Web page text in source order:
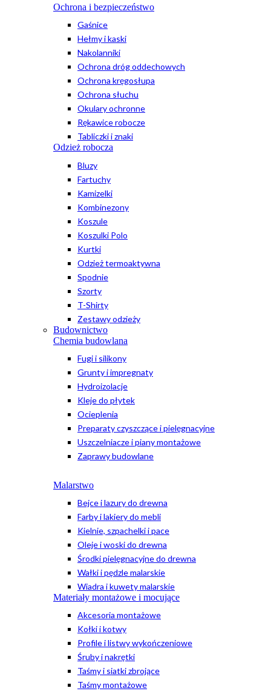
Ochrona i bezpieczeństwo
Gaśnice
Hełmy i kaski
Nakolanniki
Ochrona dróg oddechowych
Ochrona kręgosłupa
Ochrona słuchu
Okulary ochronne
Rękawice robocze
Tabliczki i znaki
Odzież robocza
Bluzy
Fartuchy
Kamizelki
Kombinezony
Koszule
Koszulki Polo
Kurtki
Odzież termoaktywna
Spodnie
Szorty
T-Shirty
Zestawy odzieży
Budownictwo
Chemia budowlana
Fugi i silikony
Grunty i impregnaty
Hydroizolacje
Kleje do płytek
Ocieplenia
Preparaty czyszczące i pielęgnacyjne
Uszczelniacze i piany montażowe
Zaprawy budowlane
Malarstwo
Bejce i lazury do drewna
Farby i lakiery do mebli
Kielnie, szpachelki i pace
Oleje i woski do drewna
Środki pielęgnacyjne do drewna
Wałki i pędzle malarskie
Wiadra i kuwety malarskie
Materiały montażowe i mocujące
Akcesoria montażowe
Kołki i kotwy
Profile i listwy wykończeniowe
Śruby i nakrętki
Taśmy i siatki zbrojące
Taśmy montażowe